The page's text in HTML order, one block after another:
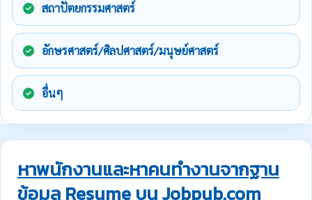
สถาปัตยกรรมศาสตร์
อักษรศาสตร์/ศิลปศาสตร์/มนุษย์ศาสตร์
อื่นๆ
หาพนักงานและหาคนทำงานจากฐาน
ข้อมูล Resume บน Jobpub.com